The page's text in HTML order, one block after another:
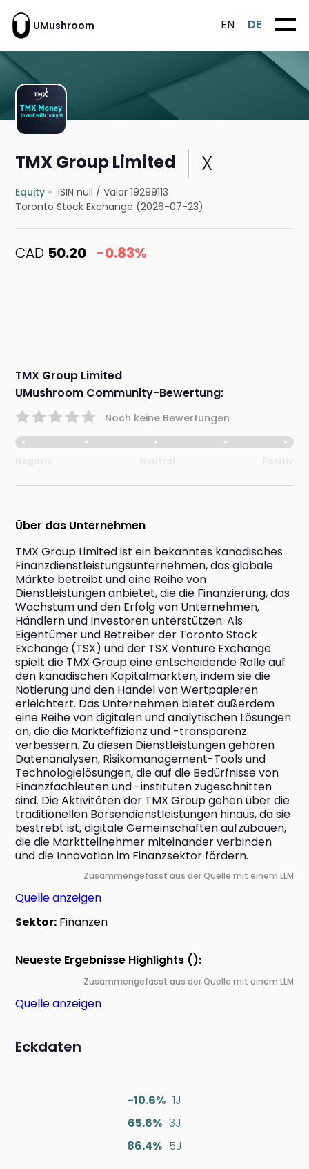
UMushroom EN DE
TMX Group Limited X
Equity ISIN null /Valor 19299113
Toronto Stock Exchange (2026-07-23)
CAD 50.20 -0.83%
TMX Group Limited
UMushroom Community-Bewertung:
Noch keine Bewertungen
Über das Unternehmen
TMX Group Limited ist ein bekanntes kanadisches
Finanzdienstleistungsunternehmen, das globale
Märkte betreibt und eine Reihe von
Dienstleistungen anbietet, die die Finanzierung, das
Wachstum und den Erfolg von Unternehmen,
Händlern und Investoren unterstützen. Als
Eigentümer und Betreiber der Toronto Stock
Exchange (TSX) und der TSX Venture Exchange
spielt die TMX Group eine entscheidende Rolle auf
den kanadischen Kapitalmärkten, indem sie die
Notierung und den Handel von Wertpapieren
erleichtert. Das Unternehmen bietet außerdem
eine Reihe von digitalen und analytischen Lösungen
an, die die Markteffizienz und -transparenz
verbessern. Zu diesen Dienstleistungen gehören
Datenanalysen, Risikomanagement-Tools und
Technologielösungen, die auf die Bedürfnisse von
Finanzfachleuten und -instituten zugeschnitten
sind. Die Aktivitäten der TMX Group gehen über die
traditionellen Börsendienstleistungen hinaus, da sie
bestrebt ist, digitale Gemeinschaften aufzubauen,
die die Marktteilnehmer miteinander verbinden
und die Innovation im Finanzsektor fördern.
Zusammengefasst aus der Quelle mit einem LLM
Quelle anzeigen
Sektor: Finanzen
Neueste Ergebnisse Highlights ():
Zusammengefasst aus der Quelle mit einem LLM
Quelle anzeigen
Eckdaten
-10.6% 1J
65.6% 3J
86.4% 5J